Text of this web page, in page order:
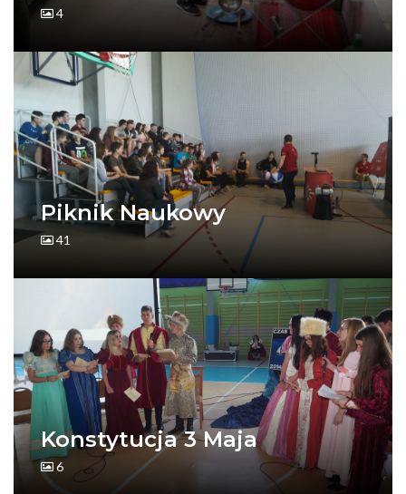
4
Piknik Naukowy
41
Konstytucja 3 Maja
6